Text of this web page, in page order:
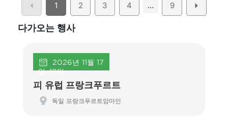
1 2 3 4 ... 9
다가오는 행사
2026년 11월 17
일~19일
피 유럽 프랑크푸르트
독일 프랑크푸르트암마인